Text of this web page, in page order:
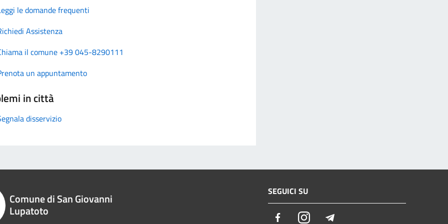
le domande frequenti
Assistenza
il comune +39 045-8290111
un appuntamento
in città
disservizio
Comune di San Giovanni
Lupatoto
SEGUICI SU
FacebookInstagram